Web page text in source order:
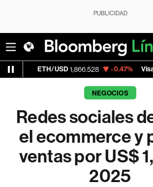
PUBLICIDAD
1,866.528 -0.47% Visa 369.59
NEGOCIOS
Redes sociales
el ecommerce y
ventas por US$
2025